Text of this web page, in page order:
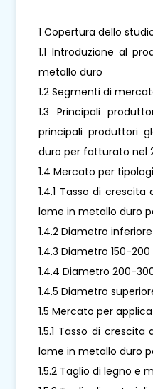
1 Copertura dello
1.1 Introduzione al
metallo duro
1.2 Segmenti di
1.3 Principali
principali produttori
duro per fatturato nel
1.4 Mercato per
1.4.1 Tasso di
lame in metallo duro
1.4.2 Diametro
1.4.3 Diametro 150-
1.4.4 Diametro 200-
1.4.5 Diametro
1.5 Mercato per
1.5.1 Tasso di
lame in metallo duro
1.5.2 Taglio di legno e